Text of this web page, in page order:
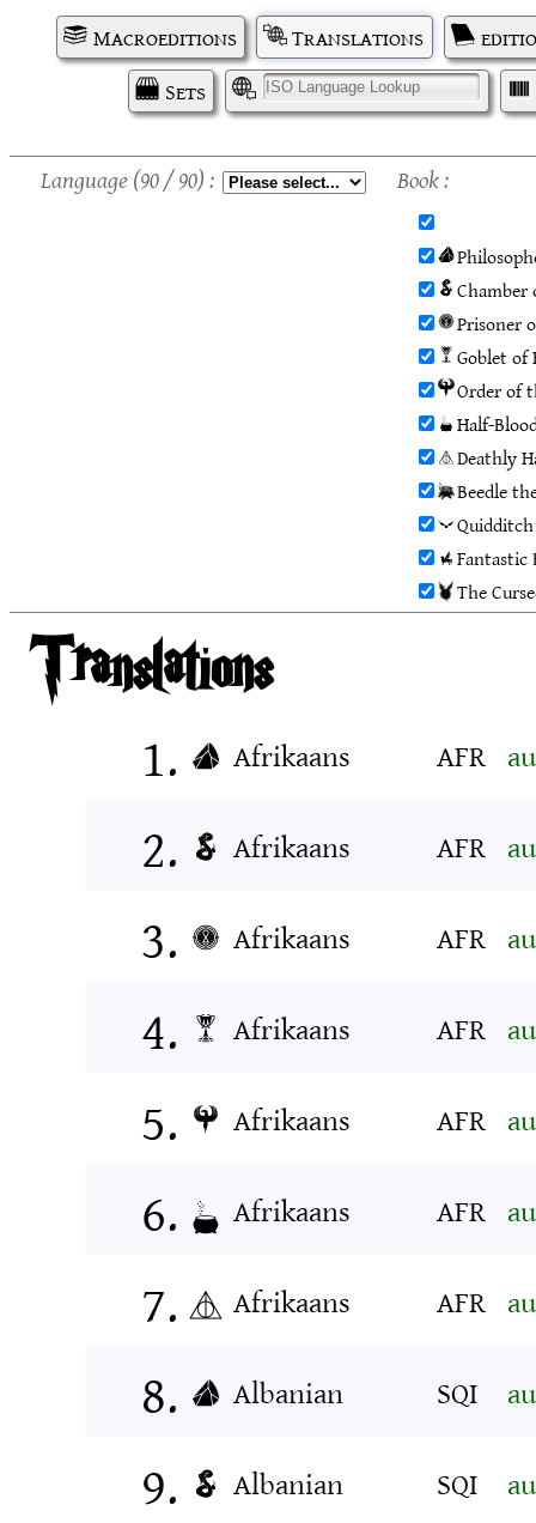
Macroeditions Translations
Sets
I
Language(90 / 90) Book
Chamber
Prisoner
Goblet of
Order of
Half-
Deathly
Beedle
Quidditch
Fantastic
The
Afrikaans AFR
Afrikaans
AFR
Afrikaans
AFR
Afrikaans
AFR
Afrikaans
AFR
Afrikaans
AFR
Afrikaans
AFR
Albanian
SQI
Albanian
SQI